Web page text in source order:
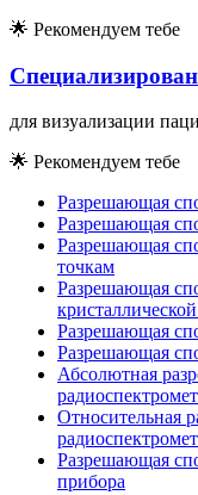
🌟 Рекомендуем тебе
для визуализации
🌟 Рекомендуем тебе
Разрешающая
Разрешающая
Разрешающая
точкам
Разрешающая
Разрешающая
Разрешающая
Абсолютная
Относительная
Разрешающая
прибора